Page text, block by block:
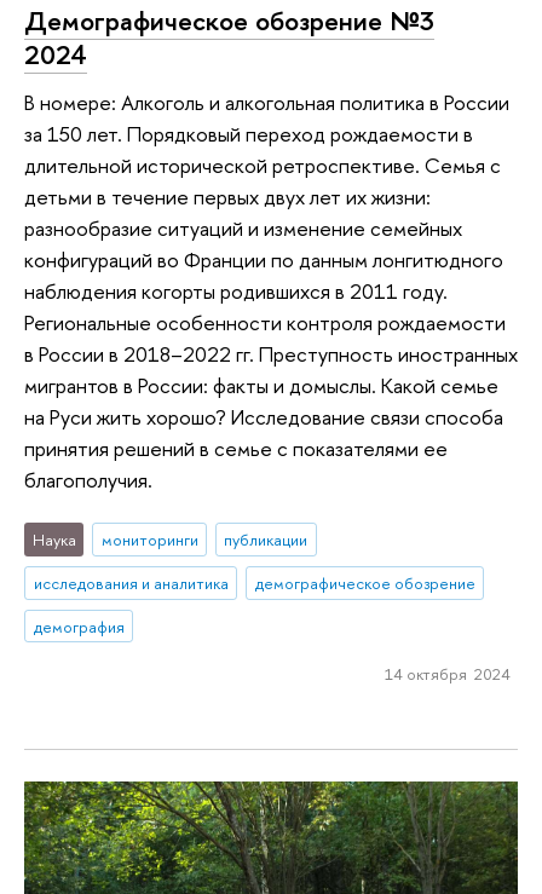
Демографическое обозрение №3
2024
В номере: Алкоголь и алкогольная политика в России
за 150 лет. Порядковый переход рождаемости в
длительной исторической ретроспективе. Семья c
детьми в течение первых двух лет их жизни:
разнообразие ситуаций и изменение семейных
конфигураций во Франции по данным лонгитюдного
наблюдения когорты родившихся в 2011 году.
Региональные особенности контроля рождаемости
в России в 2018–2022 гг. Преступность иностранных
мигрантов в России: факты и домыслы. Какой семье
на Руси жить хорошо? Исследование связи способа
принятия решений в семье с показателями ее
благополучия.
Наука мониторинги
публикации
исследования и аналитика
демографическое обозрение
демография
14 октября 2024